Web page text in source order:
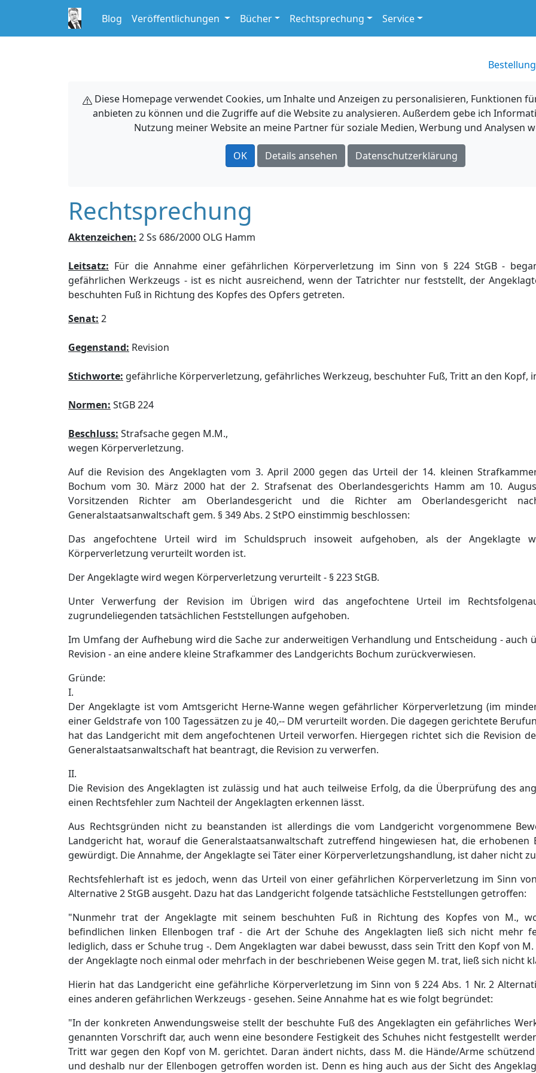
Blog Veröffentlichungen Bücher Rechtsprechung Service
Bestellung
Diese Homepage verwendet Cookies, um Inhalte und Anzeigen zu personalisieren, Funktionen
anbieten zu können und die Zugriffe auf die Website zu analysieren. Außerdem gebe ich
Nutzung meiner Website an meine Partner für soziale Medien, Werbung und Analysen
OK Details ansehen Datenschutzerklärung
Rechtsprechung
Aktenzeichen: 2 Ss 686/2000 OLG Hamm
Leitsatz: Für die Annahme einer gefährlichen Körperverletzung im Sinn von § 224 StGB -
gefährlichen Werkzeugs - ist es nicht ausreichend, wenn der Tatrichter nur feststellt, der
beschuhten Fuß in Richtung des Kopfes des Opfers getreten.
Senat: 2
Gegenstand: Revision
Stichworte: gefährliche Körperverletzung, gefährliches Werkzeug, beschuhter Fuß, Tritt an den Kopf,
Normen: StGB 224
Beschluss: Strafsache gegen M.M.,
wegen Körperverletzung.
Auf die Revision des Angeklagten vom 3. April 2000 gegen das Urteil der 14. kleinen
Bochum vom 30. März 2000 hat der 2. Strafsenat des Oberlandesgerichts Hamm am 10.
Vorsitzenden Richter am Oberlandesgericht und die Richter am Oberlandesgericht
Generalstaatsanwaltschaft gem. § 349 Abs. 2 StPO einstimmig beschlossen:
Das angefochtene Urteil wird im Schuldspruch insoweit aufgehoben, als der Angeklagte
Körperverletzung verurteilt worden ist.
Der Angeklagte wird wegen Körperverletzung verurteilt - § 223 StGB.
Unter Verwerfung der Revision im Übrigen wird das angefochtene Urteil im
zugrundeliegenden tatsächlichen Feststellungen aufgehoben.
Im Umfang der Aufhebung wird die Sache zur anderweitigen Verhandlung und Entscheidung - auch
Revision - an eine andere kleine Strafkammer des Landgerichts Bochum zurückverwiesen.
Gründe:
I.
Der Angeklagte ist vom Amtsgericht Herne-Wanne wegen gefährlicher Körperverletzung (im
einer Geldstrafe von 100 Tagessätzen zu je 40,-- DM verurteilt worden. Die dagegen gerichtete
hat das Landgericht mit dem angefochtenen Urteil verworfen. Hiergegen richtet sich die Revision
Generalstaatsanwaltschaft hat beantragt, die Revision zu verwerfen.
II.
Die Revision des Angeklagten ist zulässig und hat auch teilweise Erfolg, da die Überprüfung des
einen Rechtsfehler zum Nachteil der Angeklagten erkennen lässt.
Aus Rechtsgründen nicht zu beanstanden ist allerdings die vom Landgericht vorgenommene
Landgericht hat, worauf die Generalstaatsanwaltschaft zutreffend hingewiesen hat, die erhobenen
gewürdigt. Die Annahme, der Angeklagte sei Täter einer Körperverletzungshandlung, ist daher nicht
Rechtsfehlerhaft ist es jedoch, wenn das Urteil von einer gefährlichen Körperverletzung im Sinn
Alternative 2 StGB ausgeht. Dazu hat das Landgericht folgende tatsächliche Feststellungen getroffen:
"Nunmehr trat der Angeklagte mit seinem beschuhten Fuß in Richtung des Kopfes von M.,
befindlichen linken Ellenbogen traf - die Art der Schuhe des Angeklagten ließ sich nicht mehr
lediglich, dass er Schuhe trug -. Dem Angeklagten war dabei bewusst, dass sein Tritt den Kopf von
der Angeklagte noch einmal oder mehrfach in der beschriebenen Weise gegen M. trat, ließ sich nicht
Hierin hat das Landgericht eine gefährliche Körperverletzung im Sinn von § 224 Abs. 1 Nr. 2
eines anderen gefährlichen Werkzeugs - gesehen. Seine Annahme hat es wie folgt begründet:
"In der konkreten Anwendungsweise stellt der beschuhte Fuß des Angeklagten ein gefährliches
genannten Vorschrift dar, auch wenn eine besondere Festigkeit des Schuhes nicht festgestellt
Tritt war gegen den Kopf von M. gerichtet. Daran ändert nichts, dass M. die Hände/Arme
und deshalb nur der Ellenbogen getroffen worden ist. Denn es hing auch aus der Sicht des